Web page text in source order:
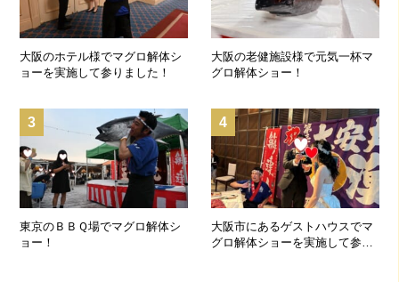
大阪のホテル様でマグロ解体シ
ョーを実施して参りました！
大阪の老健施設様で元気一杯マ
グロ解体ショー！
3
東京のＢＢＱ場でマグロ解体シ
ョー！
4
大阪市にあるゲストハウスでマ
グロ解体ショーを実施して参り